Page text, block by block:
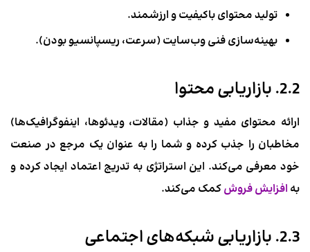
تولید محتوای باکیفیت و ارزشمند.
بهینه‌سازی فنی وب‌سایت (سرعت، ریسپانسیو بودن).
2.2. بازاریابی محتوا
ارائه محتوای مفید و جذاب (مقالات، ویدئوها، اینفوگرافیک‌ها)
مخاطبان را جذب کرده و شما را به عنوان یک مرجع در صنعت
خود معرفی می‌کند. این استراتژی به تدریج اعتماد ایجاد کرده و
به افزایش فروشکمک می‌کند.
2.3. بازاریابی شبکه‌های اجتماعی